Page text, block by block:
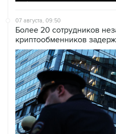
07 августа, 09:50
Более 20 сотрудников
криптообменников